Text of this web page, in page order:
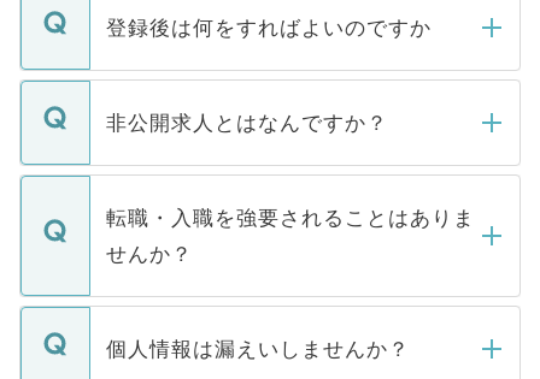
登録後は何をすればよいのですか
ご登録いただきましたら、弊社担当者がご
登録内容を確認し、その後メールもしくは
ます。通常、5営業日以内にはご連絡をせて
いただきますので、しばらくお待ちくださ
非公開求人とはなんですか？
マイナビDOCTORで取り扱っている求人の
うち約3割は、Webサイトからご覧いただ
けない「非公開求人」です。非公開求人は
下記の理由によって、一般には公開してい
ません。
■応募殺到を避けるため 人気のある医療機
転職・入職を強要されることはありま
せんか？
転職・入職を強要することは一切ありませ
ん。また、仮に応募先から内定をいただい
個人情報は漏えいしませんか？